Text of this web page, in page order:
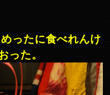
ったに食べれんけ
った。